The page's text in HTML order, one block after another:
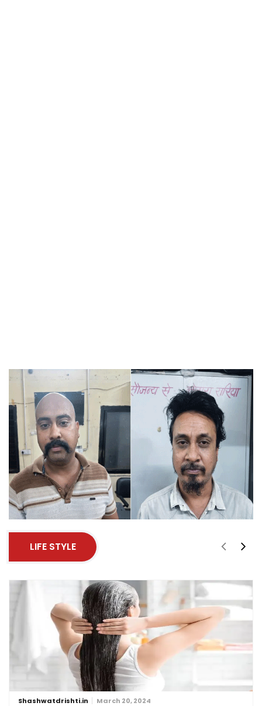
LIFE STYLE
Shashwatdrishti.in March 20, 2024